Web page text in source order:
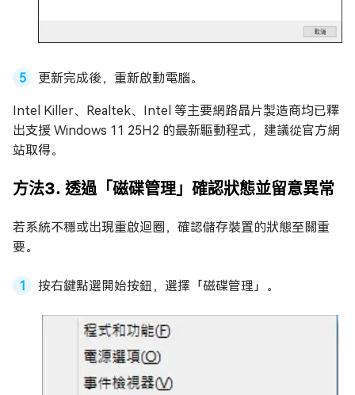
更新完成後，重新啟動電腦。
Intel Killer、Realtek、Intel 等主要網路晶片製造商均已釋
出支援 Windows 11 25H2 的最新驅動程式，建議從官方網
站取得。
方法3. 透過「磁碟管理」確認狀態並留意異常
若系統不穩或出現重啟迴圈，確認儲存裝置的狀態至關重
要。
按右鍵點選開始按鈕，選擇「磁碟管理」。